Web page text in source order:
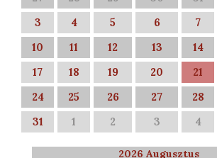
3
4 5 6 7
10
11 12 13 14
17
18 19 20 21
24
25 26 27 28
31
1 2 3 4
2026 Augusztus